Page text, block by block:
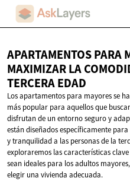
APARTAMENTOS PARA
MAXIMIZAR LA
TERCERA EDAD
Los apartamentos para mayores se
más popular para aquellos que
disfrutan de un entorno seguro y
están diseñados específicamente
y tranquilidad a las personas de la
exploraremos las características
sean ideales para los adultos
elegir una vivienda adecuada.